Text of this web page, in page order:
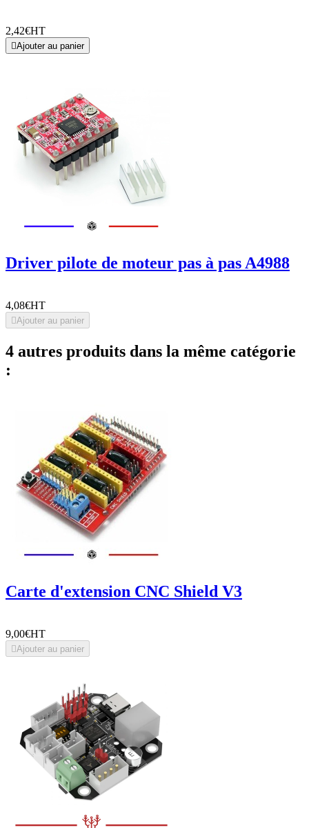
2,42€HT
Ajouter au panier
Driver pilote de moteur pas à pas A4988
4,08€HT
Ajouter au panier
4 autres produits dans la même catégorie
:
Carte d'extension CNC Shield V3
9,00€HT
Ajouter au panier